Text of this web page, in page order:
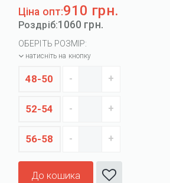
Ціна опт:910 грн.
Роздріб:1060 грн.
ОБЕРІТЬ РОЗМІР:
натисніть на кнопку
48-50
52-54
56-58
До кошика